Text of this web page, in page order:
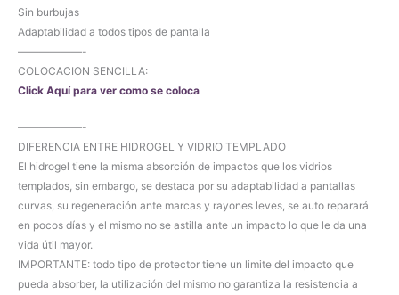
Sin burbujas
Adaptabilidad a todos tipos de pantalla
——————-
COLOCACION SENCILLA:
Click Aquí para ver como se coloca
——————-
DIFERENCIA ENTRE HIDROGEL Y VIDRIO TEMPLADO
El hidrogel tiene la misma absorción de impactos que los vidrios
templados, sin embargo, se destaca por su adaptabilidad a pantallas
curvas, su regeneración ante marcas y rayones leves, se auto reparará
en pocos días y el mismo no se astilla ante un impacto lo que le da una
vida útil mayor.
IMPORTANTE: todo tipo de protector tiene un limite del impacto que
pueda absorber, la utilización del mismo no garantiza la resistencia a